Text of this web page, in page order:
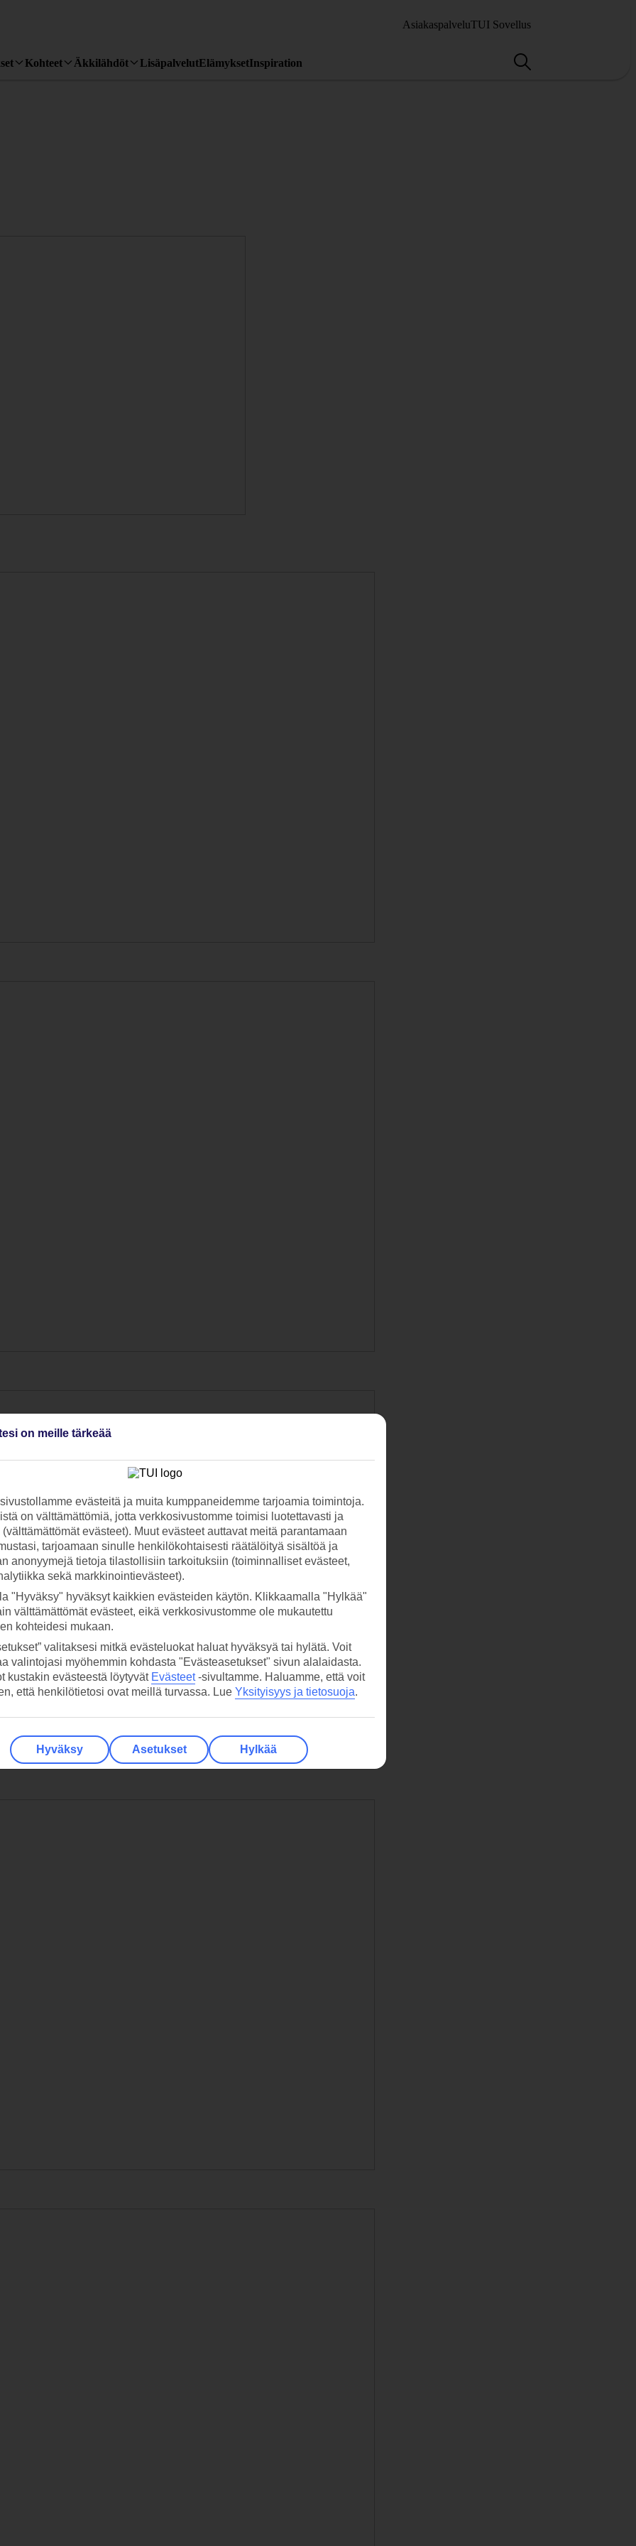
AsiakaspalveluTUI Sovellus
Kohteet Äkkilähdöt LisäpalvelutElämyksetInspiration
on meille tärkeää
evästeitä ja muita kumppaneidemme tarjoamia toimintoja.
on välttämättömiä, jotta verkkosivustomme toimisi luotettavasti ja
evästeet). Muut evästeet auttavat meitä parantamaan
tarjoamaan sinulle henkilökohtaisesti räätälöityä sisältöä ja
anonyymejä tietoja tilastollisiin tarkoituksiin (toiminnalliset evästeet,
sekä markkinointievästeet).
"Hyväksy" hyväksyt kaikkien evästeiden käytön. Klikkaamalla "Hylkää"
välttämättömät evästeet, eikä verkkosivustomme ole mukautettu
kohteidesi mukaan.
valitaksesi mitkä evästeluokat haluat hyväksyä tai hylätä. Voit
valintojasi myöhemmin kohdasta "Evästeasetukset" sivun alalaidasta.
kustakin evästeestä löytyvät Evästeet-sivultamme. Haluamme, että voit
että henkilötietosi ovat meillä turvassa. Lue Yksityisyys ja tietosuoja.
Hyväksy Asetukset Hylkää